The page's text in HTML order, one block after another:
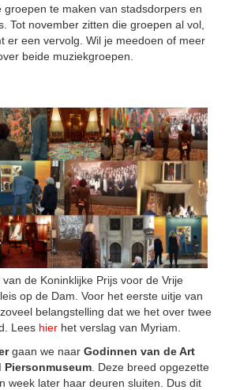
groepen te maken van stadsdorpers en
Tot november zitten die groepen al vol,
er een vervolg. Wil je meedoen of meer
beide muziekgroepen.
de Koninklijke Prijs voor de Vrije
op de Dam. Voor het eerste uitje van
belangstelling dat we het over twee
Lees hier het verslag van Myriam.
gaan we naar Godinnen van de Art
Piersonmuseum . Deze breed opgezette
week later haar deuren sluiten. Dus dit